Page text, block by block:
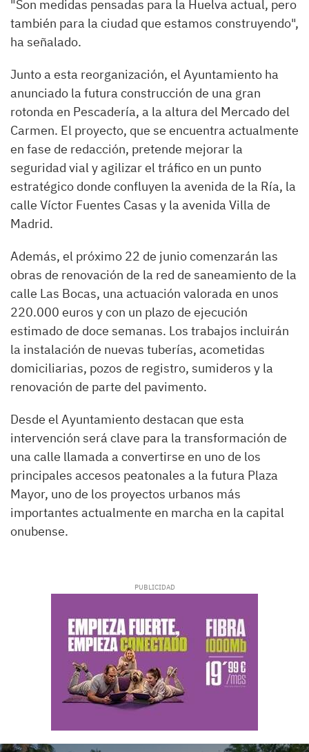
"Son medidas pensadas para la Huelva actual, pero
también para la ciudad que estamos construyendo",
ha señalado.
Junto a esta reorganización, el Ayuntamiento ha
anunciado la futura construcción de una gran
rotonda en Pescadería, a la altura del Mercado del
Carmen. El proyecto, que se encuentra actualmente
en fase de redacción, pretende mejorar la
seguridad vial y agilizar el tráfico en un punto
estratégico donde confluyen la avenida de la Ría, la
calle Víctor Fuentes Casas y la avenida Villa de
Madrid.
Además, el próximo 22 de junio comenzarán las
obras de renovación de la red de saneamiento de la
calle Las Bocas, una actuación valorada en unos
220.000 euros y con un plazo de ejecución
estimado de doce semanas. Los trabajos incluirán
la instalación de nuevas tuberías, acometidas
domiciliarias, pozos de registro, sumideros y la
renovación de parte del pavimento.
Desde el Ayuntamiento destacan que esta
intervención será clave para la transformación de
una calle llamada a convertirse en uno de los
principales accesos peatonales a la futura Plaza
Mayor, uno de los proyectos urbanos más
importantes actualmente en marcha en la capital
onubense.